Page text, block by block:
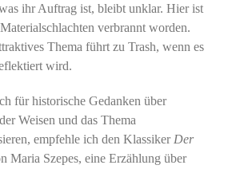
ihr Auftrag ist, bleibt unklar. Hier ist
verbrannt worden.
Thema führt zu Trash, wenn es
wird.
für historische Gedanken über
Weisen und das Thema
empfehle ich den Klassiker Der
Maria Szepes, eine Erzählung über